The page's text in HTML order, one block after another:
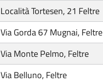
Località Tortesen, 21 Feltre
Via Gorda 67 Mugnai, Feltre
Via Monte Pelmo, Feltre
Via Belluno, Feltre